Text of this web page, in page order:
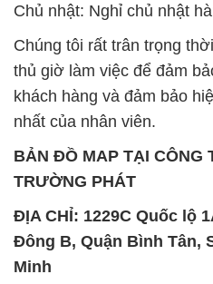
Chủ nhật: Nghỉ chủ nhật
Chúng tôi rất trân trọng
thủ giờ làm việc để đảm
khách hàng và đảm bảo
nhất của nhân viên.
BẢN ĐỒ MAP TẠI CÔNG
TRƯỜNG PHÁT
ĐỊA CHỈ: 1229C Quốc lộ
Đông B, Quận Bình Tân,
Minh